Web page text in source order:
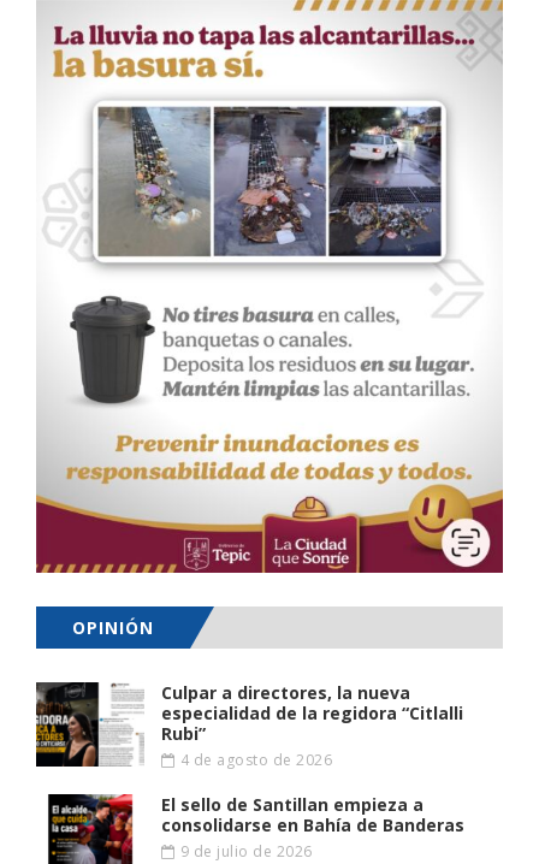
OPINIÓN
Culpar a directores, la nueva
especialidad de la regidora “Citlalli
Rubi”
4 de agosto de 2026
El sello de Santillan empieza a
consolidarse en Bahía de Banderas
9 de julio de 2026